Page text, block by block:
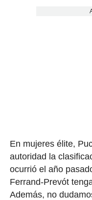
En mujeres élite,
autoridad la
ocurrió el año
Ferrand-Prevót
Además, no